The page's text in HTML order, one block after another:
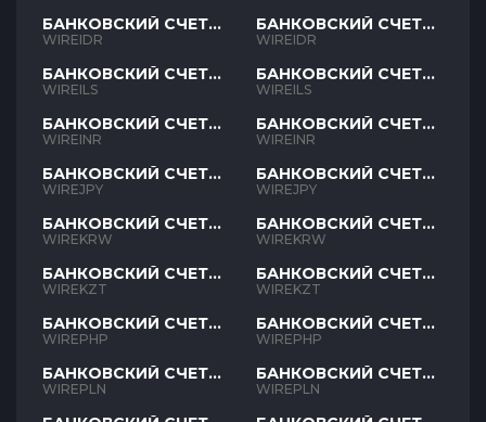
БАНКОВСКИЙ СЧЕТ
IDR
WIREIDR
БАНКОВСКИЙ СЧЕТ
ILS
WIREILS
БАНКОВСКИЙ СЧЕТ
INR
WIREINR
БАНКОВСКИЙ СЧЕТ
JPY
WIREJPY
БАНКОВСКИЙ СЧЕТ
KRW
WIREKRW
БАНКОВСКИЙ СЧЕТ
KZT
WIREKZT
БАНКОВСКИЙ СЧЕТ
PHP
WIREPHP
БАНКОВСКИЙ СЧЕТ
PLN
WIREPLN
БАНКОВСКИЙ СЧЕТ
IDR
WIREIDR
БАНКОВСКИЙ СЧЕТ
ILS
WIREILS
БАНКОВСКИЙ СЧЕТ
INR
WIREINR
БАНКОВСКИЙ СЧЕТ
JPY
WIREJPY
БАНКОВСКИЙ СЧЕТ
KRW
WIREKRW
БАНКОВСКИЙ СЧЕТ
KZT
WIREKZT
БАНКОВСКИЙ СЧЕТ
PHP
WIREPHP
БАНКОВСКИЙ СЧЕТ
PLN
WIREPLN